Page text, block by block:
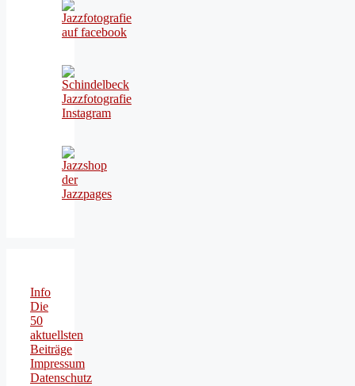
Info
Die
50
aktuellsten
Beiträge
Impressum
Datenschutz